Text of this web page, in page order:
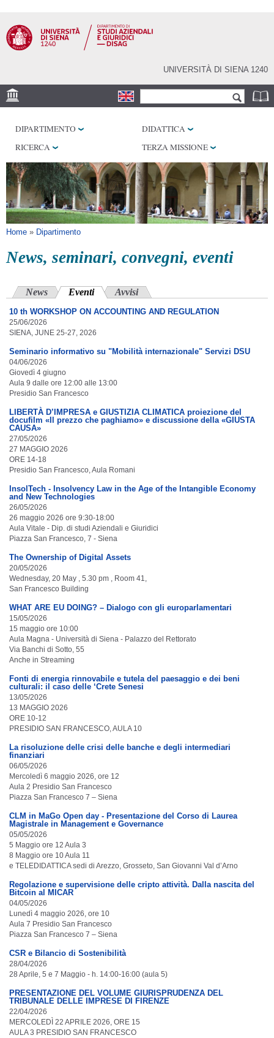
contenuto
principale
UNIVERSITÀ DI SIENA 1240
Form di ricerca
LABORATORI
BIBLIOTECHE
SERVIZI
SEM
DIPARTIMENTO
DIDATTICA
RICERCA
TERZA MISSIONE
Tu sei qui
Home » Dipartimento
News, seminari, convegni, eventi
News Eventi(scheda attiva)
Avvisi
10 th WORKSHOP ON ACCOUNTING AND REGULATION
25/06/2026
SIENA, JUNE 25-27, 2026
Seminario informativo su "Mobilità internazionale" Servizi DSU
04/06/2026
Giovedì 4 giugno
Aula 9 dalle ore 12:00 alle 13:00
Presidio San Francesco
LIBERTÀ D’IMPRESA e GIUSTIZIA CLIMATICA proiezione del
docufilm «Il prezzo che paghiamo» e discussione della «GIUSTA
CAUSA»
27/05/2026
27 MAGGIO 2026
ORE 14-18
Presidio San Francesco, Aula Romani
InsolTech - Insolvency Law in the Age of the Intangible Economy
and New Technologies
26/05/2026
26 maggio 2026 ore 9:30-18:00
Aula Vitale - Dip. di studi Aziendali e Giuridici
Piazza San Francesco, 7 - Siena
The Ownership of Digital Assets
20/05/2026
Wednesday, 20 May , 5.30 pm , Room 41,
San Francesco Building
WHAT ARE EU DOING? – Dialogo con gli europarlamentari
15/05/2026
15 maggio ore 10:00
Aula Magna - Università di Siena - Palazzo del Rettorato
Via Banchi di Sotto, 55
Anche in Streaming
Fonti di energia rinnovabile e tutela del paesaggio e dei beni
culturali: il caso delle ‘Crete Senesi
13/05/2026
13 MAGGIO 2026
ORE 10-12
PRESIDIO SAN FRANCESCO, AULA 10
La risoluzione delle crisi delle banche e degli intermediari
finanziari
06/05/2026
Mercoledì 6 maggio 2026, ore 12
Aula 2 Presidio San Francesco
Piazza San Francesco 7 – Siena
CLM in MaGo Open day - Presentazione del Corso di Laurea
Magistrale in Management e Governance
05/05/2026
5 Maggio ore 12 Aula 3
8 Maggio ore 10 Aula 11
e TELEDIDATTICA sedi di Arezzo, Grosseto, San Giovanni Val d’Arno
Regolazione e supervisione delle cripto attività. Dalla nascita del
Bitcoin al MICAR
04/05/2026
Lunedì 4 maggio 2026, ore 10
Aula 7 Presidio San Francesco
Piazza San Francesco 7 – Siena
CSR e Bilancio di Sostenibilità
28/04/2026
28 Aprile, 5 e 7 Maggio - h. 14:00-16:00 (aula 5)
PRESENTAZIONE DEL VOLUME GIURISPRUDENZA DEL
TRIBUNALE DELLE IMPRESE DI FIRENZE
22/04/2026
MERCOLEDÌ 22 APRILE 2026, ORE 15
AULA 3 PRESIDIO SAN FRANCESCO